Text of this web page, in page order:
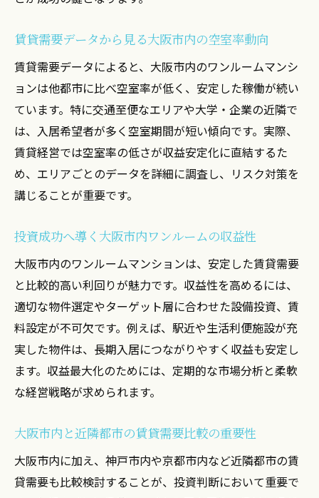
件
空室率や賃料相場が売却価値に与える影響
ワンルーム売却時の市場動向と成功事例分
析
神戸市内・京都市内で売却する際の留意点
売却戦略立案に活かせる最新の市場分析法
賃貸需要データを活用した収益最大化戦略
賃貸需要データを基にした投資判断の方法
大阪市内ワンルーム投資で収益性を高める
神戸市内・京都市内の市場データ活用術解
説
空室リスクを減らすためのデータ分析活用
法
収益最大化へ導くエリア選定と売却タイミ
ング
実践的な賃貸需要の調査と戦略立案のコツ
大阪市内ワンルームの空室リスク対策実例
賃貸需要データを活用したリスク回避の方
法
賃貸需要データから見る大阪市内の空室率動向
賃貸需要データによると、大阪市内のワンルームマンシ
ョンは他都市に比べ空室率が低く、安定した稼働が続い
ています。特に交通至便なエリアや大学・企業の近隣で
は、入居希望者が多く空室期間が短い傾向です。実際、
賃貸経営では空室率の低さが収益安定化に直結するた
め、エリアごとのデータを詳細に調査し、リスク対策を
講じることが重要です。
投資成功へ導く大阪市内ワンルームの収益性
大阪市内のワンルームマンションは、安定した賃貸需要
と比較的高い利回りが魅力です。収益性を高めるには、
適切な物件選定やターゲット層に合わせた設備投資、賃
料設定が不可欠です。例えば、駅近や生活利便施設が充
実した物件は、長期入居につながりやすく収益も安定し
ます。収益最大化のためには、定期的な市場分析と柔軟
な経営戦略が求められます。
大阪市内と近隣都市の賃貸需要比較の重要性
大阪市内に加え、神戸市内や京都市内など近隣都市の賃
貸需要も比較検討することが、投資判断において重要で